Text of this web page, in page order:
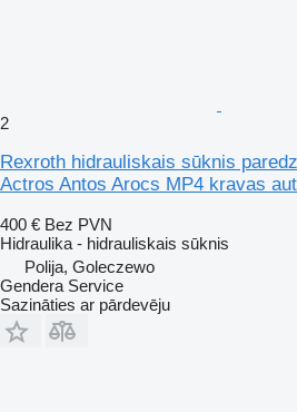
2
Rexroth hidrauliskais sūknis
Actros Antos Arocs MP4 kravas
400 € Bez PVN
Hidraulika - hidrauliskais sūknis
Polija, Goleczewo
Gendera Service
Sazināties ar pārdevēju